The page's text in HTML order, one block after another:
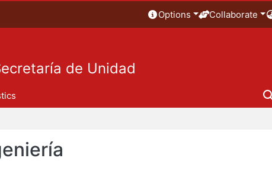
Options Collaborate
de Unidad